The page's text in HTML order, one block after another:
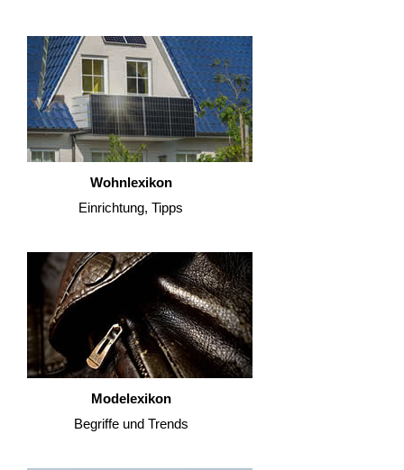
Wohnlexikon
Einrichtung, Tipps
Modelexikon
Begriffe und Trends